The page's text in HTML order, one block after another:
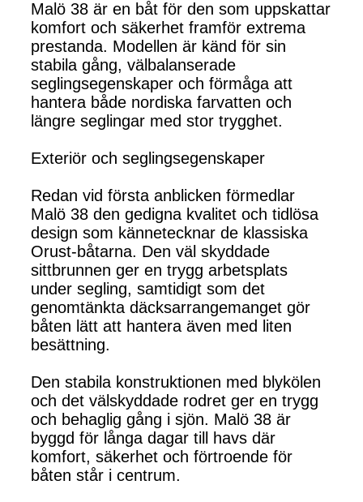
Malö 38 är en båt för den som uppskattar
komfort och säkerhet framför extrema
prestanda. Modellen är känd för sin
stabila gång, välbalanserade
seglingsegenskaper och förmåga att
hantera både nordiska farvatten och
längre seglingar med stor trygghet.
Exteriör och seglingsegenskaper
Redan vid första anblicken förmedlar
Malö 38 den gedigna kvalitet och tidlösa
design som kännetecknar de klassiska
Orust-båtarna. Den väl skyddade
sittbrunnen ger en trygg arbetsplats
under segling, samtidigt som det
genomtänkta däcksarrangemanget gör
båten lätt att hantera även med liten
besättning.
Den stabila konstruktionen med blykölen
och det välskyddade rodret ger en trygg
och behaglig gång i sjön. Malö 38 är
byggd för långa dagar till havs där
komfort, säkerhet och förtroende för
båten står i centrum.